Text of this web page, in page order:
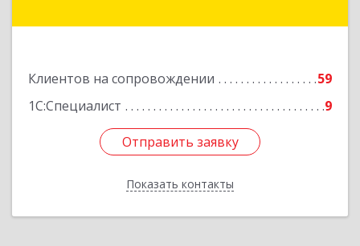
Клиентов на сопровождении
59
1С:Специалист
9
Отправить заявку
Показать контакты
Подробнее
Отправить заявку
Назад